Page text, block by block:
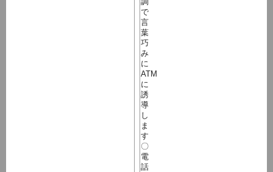
で
言
葉
巧
み
に
ATM
に
誘
導
し
ま
す
〇
電
話